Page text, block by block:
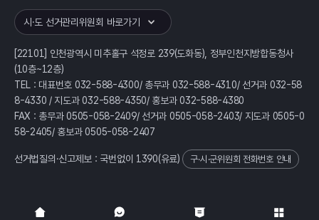
시·도 선거관리위원회 바로가기
[22101] 인천광역시 미추홀구 석정로 239(도화동), 정부인천지방합동청사
(10층~12층)
TEL : 대표번호 032-588-4300/ 총무과 032-588-4310/ 선거과 032-58
8-4330 / 지도과 032-588-4350/ 홍보과 032-588-4380
FAX : 총무과 0505-058-2409/ 선거과 0505-058-2403/ 지도과 0505-0
58-2405/ 홍보과 0505-058-2407
선거법질의·신고제보 : 국번없이 1390(유료) 구·시·군위원회 전화번호 안내